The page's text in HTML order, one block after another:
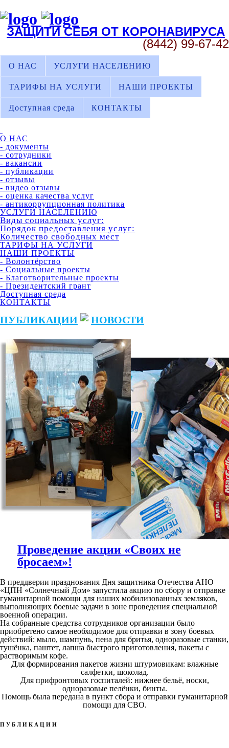
ЗАЩИТИ СЕБЯ ОТ КОРОНАВИРУСА
(8442) 99-67-42
О НАС УСЛУГИ НАСЕЛЕНИЮ
ТАРИФЫ НА УСЛУГИ НАШИ ПРОЕКТЫ
Доступная среда КОНТАКТЫ
О НАС
- документы
- сотрудники
- вакансии
- публикации
- отзывы
- видео отзывы
- оценка качества услуг
- антикоррупционная политика
УСЛУГИ НАСЕЛЕНИЮ
Виды социальных услуг:
Порядок предоставления услуг:
Количество свободных мест
ТАРИФЫ НА УСЛУГИ
НАШИ ПРОЕКТЫ
- Волонтёрство
- Социальные проекты
- Благотворительные проекты
- Президентский грант
Доступная среда
КОНТАКТЫ
ПУБЛИКАЦИИ НОВОСТИ
Проведение акции «Своих не
бросаем»!
В преддверии празднования Дня защитника Отечества АНО
«ЦПН «Солнечный Дом» запустила акцию по сбору и отправке
гуманитарной помощи для наших мобилизованных земляков,
выполняющих боевые задачи в зоне проведения специальной
военной операции.
На собранные средства сотрудников организации было
приобретено самое необходимое для отправки в зону боевых
действий: мыло, шампунь, пена для бритья, одноразовые станки,
тушёнка, паштет, лапша быстрого приготовления, пакеты с
растворимым кофе.
Для формирования пакетов жизни штурмовикам: влажные
салфетки, шоколад.
Для прифронтовых госпиталей: нижнее бельё, носки,
одноразовые пелёнки, бинты.
Помощь была передана в пункт сбора и отправки гуманитарной
помощи для СВО.
ПУБЛИКАЦИИ